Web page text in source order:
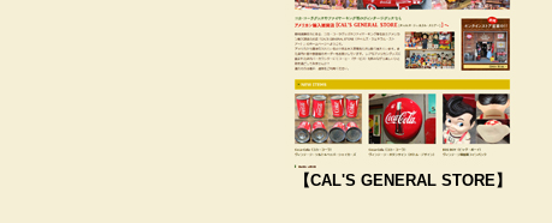
【CAL'S GENERAL STORE】